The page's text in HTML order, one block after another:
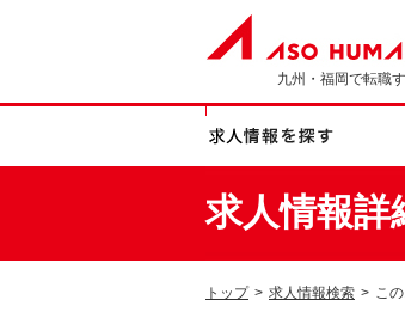
九州・福岡で転職
求人情報詳
トップ > 求人情報検索 > こ